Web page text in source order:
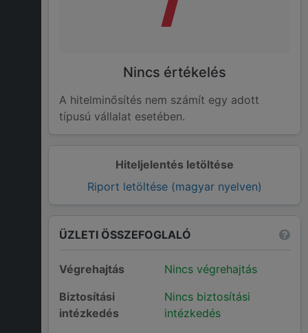
Hiteljelentés letöltése
Riport letöltése (magyar nyelven)
Nincs értékelés
A hitelminősítés nem számít egy adott
típusú vállalat esetében.
ÜZLETI ÖSSZEFOGLALÓ
Végrehajtás
Nincs végrehajtás
Biztosítási
intézkedés
Nincs biztosítási
intézkedés